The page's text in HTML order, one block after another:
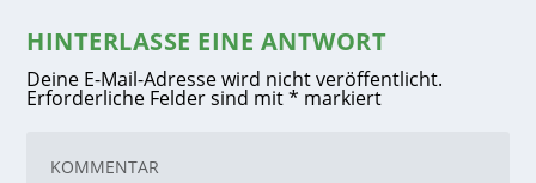
HINTERLASSE EINE ANTWORT
Deine E-Mail-Adresse wird nicht veröffentlicht.
Erforderliche Felder sind mit* markiert